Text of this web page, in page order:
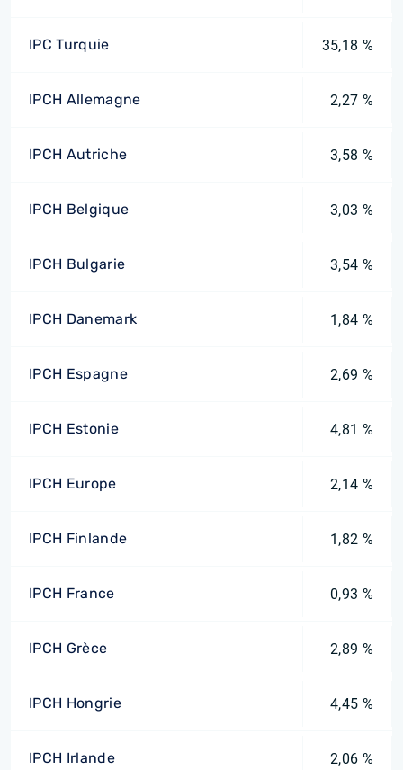
IPC Turquie 35,18 %
IPCH Allemagne 2,27 %
IPCH Autriche 3,58 %
IPCH Belgique 3,03 %
IPCH Bulgarie 3,54 %
IPCH Danemark 1,84 %
IPCH Espagne 2,69 %
IPCH Estonie 4,81 %
IPCH Europe 2,14 %
IPCH Finlande 1,82 %
IPCH France 0,93 %
IPCH Grèce 2,89 %
IPCH Hongrie 4,45 %
IPCH Irlande 2,06 %